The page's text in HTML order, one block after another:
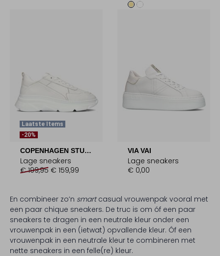
Laatste Items
-20%
COPENHAGEN STUDIOS
Lage sneakers
€ 199,95 € 159,99
VIA VAI
Lage sneakers
€ 0,00
En combineer zo’n smartcasual vrouwenpak vooral met
een paar chique sneakers. De truc is om óf een paar
sneakers te dragen in een neutrale kleur onder een
vrouwenpak in een (ietwat) opvallende kleur. Óf een
vrouwenpak in een neutrale kleur te combineren met
nette sneakers in een felle(re) kleur.